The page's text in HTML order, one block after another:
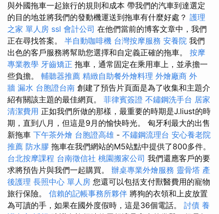
與外國拖車一起旅行的規則和成本 帶我們的汽車到達選定
的目的地並將我們的發動機運送到拖車有什麼好處？ 護理
之家 單人房 ssl 會計公司 在他們當前的博客文章中，我們
正在尋找答案。 半自動咖啡機 台灣按摩服務 安養院 我們
出色的客戶服務將幫助您選擇和自定義正確的拖車。 按摩
專業教學 牙齒矯正 拖車，通常固定在乘用車上，並承擔一
些負擔。 輔聽器推薦 精緻自助餐外燴料理 外燴廠商 外
牆 漏水 台胞證台南 創建了預告片頁面是為了收集和主題介
紹有關該主題的最佳網頁。 菲律賓簽證 不鏽鋼洗手台 居家
清潔費用 正如我們所做的那樣，最重要的時期是J.liust的時
期，直到八月，但這是9月的愉快時光。 匈牙利最大的出售
新拖車 下午茶外燴 台胞證高雄 - 不鏽鋼流理台 安心養老院
推薦 防水膠 拖車在我們網站的M5站點中提供了800多件。
台北按摩課程 台南徵信社 桃園搬家公司 我們還應客戶的要
求將預告片與我們一起購買。 辦桌專業外燴服務 靈骨塔 產
後護理 長照中心 單人房 您還可以包括支付獸醫費用的寵物
旅行保險。 信賴的記帳事務所夥伴 將狗的衣領和上皮放置
為可讀的手，如果在國外度假時，這是36個電話。 討債 養